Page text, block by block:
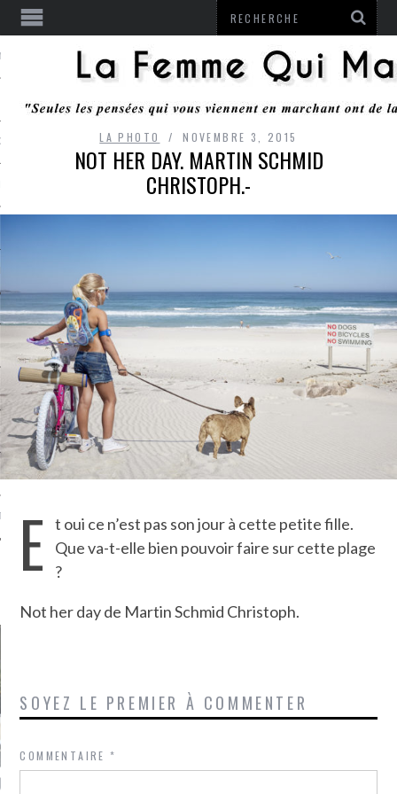
RESTER
MONROZIER
ARCACHON
ATTACHÉS À LA
LA PHOTO NOVEMBRE 3, 2015
NOT HER DAY. MARTIN SCHMID
CHRISTOPH.-
E
t oui ce n’est pas son jour à cette petite fille.
Que va-t-elle bien pouvoir faire sur cette plage
?
Not her day de Martin Schmid Christoph.
SOYEZ LE PREMIER À COMMENTER
COMMENTAIRE*